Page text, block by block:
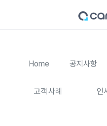
Home 공지사항
고객 사례 인